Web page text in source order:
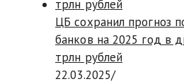
ЦБ сохранил прогноз
банков на 2025 год в
трлн рублей
22.03.2025/